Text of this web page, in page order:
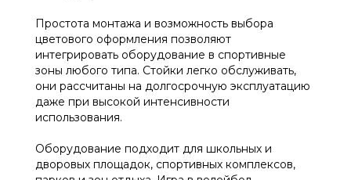
Простота монтажа и возможность выбора
цветового оформления позволяют
интегрировать оборудование в спортивные
зоны любого типа. Стойки легко обслуживать,
они рассчитаны на долгосрочную эксплуатацию
даже при высокой интенсивности
использования.
Оборудование подходит для школьных и
дворовых площадок, спортивных комплексов,